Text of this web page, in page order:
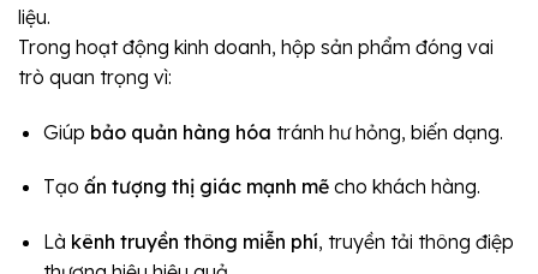
liệu.
Trong hoạt động kinh doanh, hộp sản phẩm đóng vai
trò quan trọng vì:
Giúp bảo quản hàng hóa tránh hư hỏng, biến dạng.
Tạo ấn tượng thị giác mạnh mẽcho khách hàng.
Là kênh truyền thông miễn phí, truyền tải thông điệp